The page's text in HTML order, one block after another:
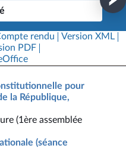
rendu
Version XML
PDF
pour
la République,
(1ère assemblée
(séance